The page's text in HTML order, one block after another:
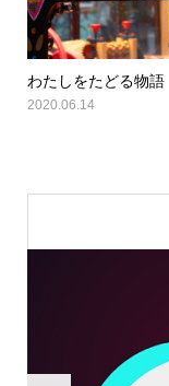
わたしをたどる物語
2020.06.14